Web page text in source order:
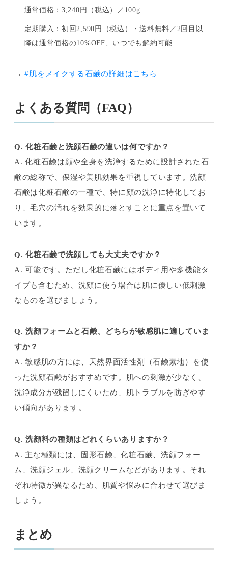
通常価格：3,240円（税込）／100g
定期購入：初回2,590円（税込）・送料無料／2回目以
降は通常価格の10%OFF、いつでも解約可能
→#肌をメイクする石鹸の詳細はこちら
よくある質問（FAQ）
Q. 化粧石鹸と洗顔石鹸の違いは何ですか？
A. 化粧石鹸は顔や全身を洗浄するために設計された石
鹸の総称で、保湿や美肌効果を重視しています。洗顔
石鹸は化粧石鹸の一種で、特に顔の洗浄に特化してお
り、毛穴の汚れを効果的に落とすことに重点を置いて
います。
Q. 化粧石鹸で洗顔しても大丈夫ですか？
A. 可能です。ただし化粧石鹸にはボディ用や多機能タ
イプも含むため、洗顔に使う場合は肌に優しい低刺激
なものを選びましょう。
Q. 洗顔フォームと石鹸、どちらが敏感肌に適していま
すか？
A. 敏感肌の方には、天然界面活性剤（石鹸素地）を使
った洗顔石鹸がおすすめです。肌への刺激が少なく、
洗浄成分が残留しにくいため、肌トラブルを防ぎやす
い傾向があります。
Q. 洗顔料の種類はどれくらいありますか？
A. 主な種類には、固形石鹸、化粧石鹸、洗顔フォー
ム、洗顔ジェル、洗顔クリームなどがあります。それ
ぞれ特徴が異なるため、肌質や悩みに合わせて選びま
しょう。
まとめ